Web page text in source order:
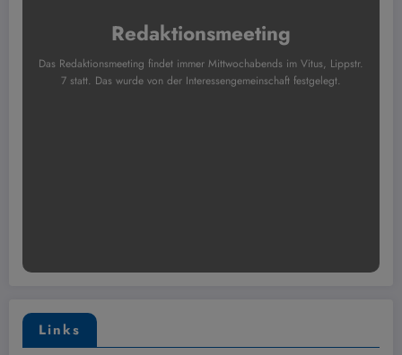
Redaktionsmeeting
Das Redaktionsmeeting findet immer Mittwochabends im Vitus, Lippstr.
7 statt. Das wurde von der Interessengemeinschaft festgelegt.
Links